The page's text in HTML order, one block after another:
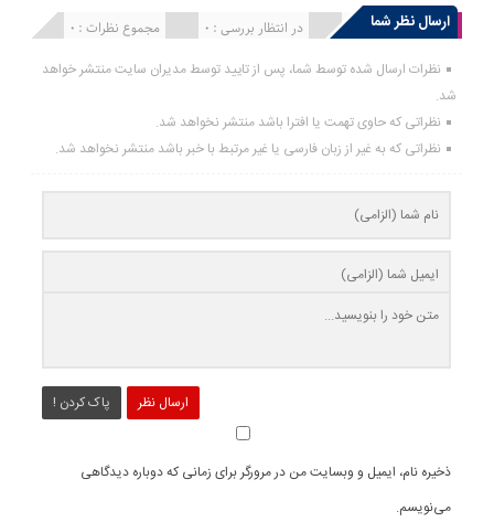
ارسال نظر شما
مجموع نظرات : 0 در انتظار بررسی : 0 انتشار یافته : 0
نظرات ارسال شده توسط شما، پس از تایید توسط مدیران سایت منتشر خواهد
شد.
نظراتی که حاوی تهمت یا افترا باشد منتشر نخواهد شد.
نظراتی که به غیر از زبان فارسی یا غیر مرتبط با خبر باشد منتشر نخواهد شد.
ارسال نظر پاک کردن !
ذخیره نام، ایمیل و وبسایت من در مرورگر برای زمانی که دوباره دیدگاهی
می‌نویسم.